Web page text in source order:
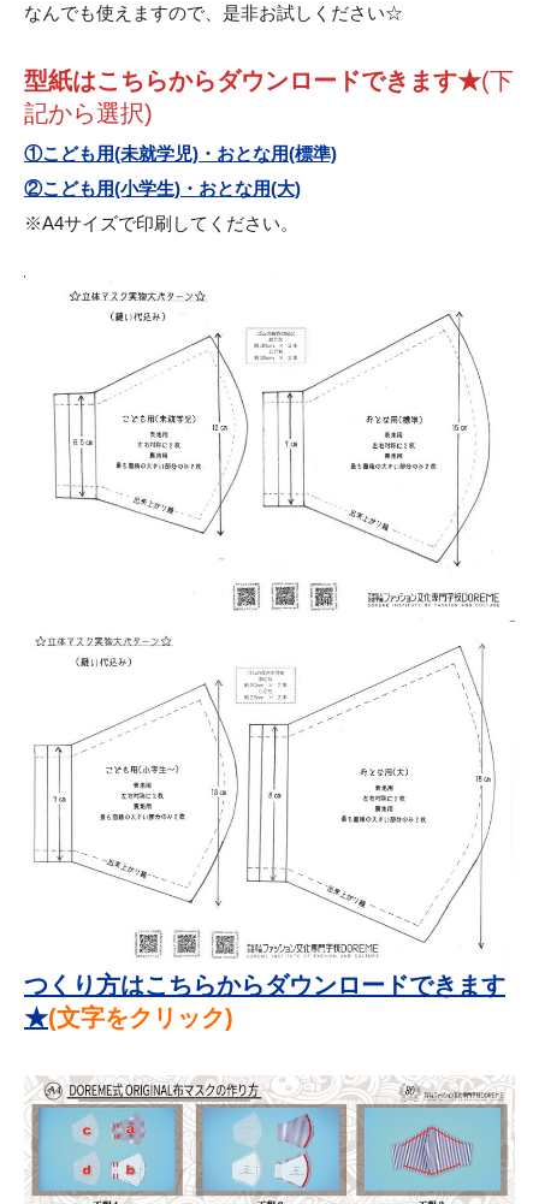
なんでも使えますので、是非お試しください☆
型紙はこちらからダウンロードできます★(下
記から選択)
①こども用(未就学児)・おとな用(標準)
②こども用(小学生)・おとな用(大)
※A4サイズで印刷してください。
つくり方はこちらからダウンロードできます
★(文字をクリック)